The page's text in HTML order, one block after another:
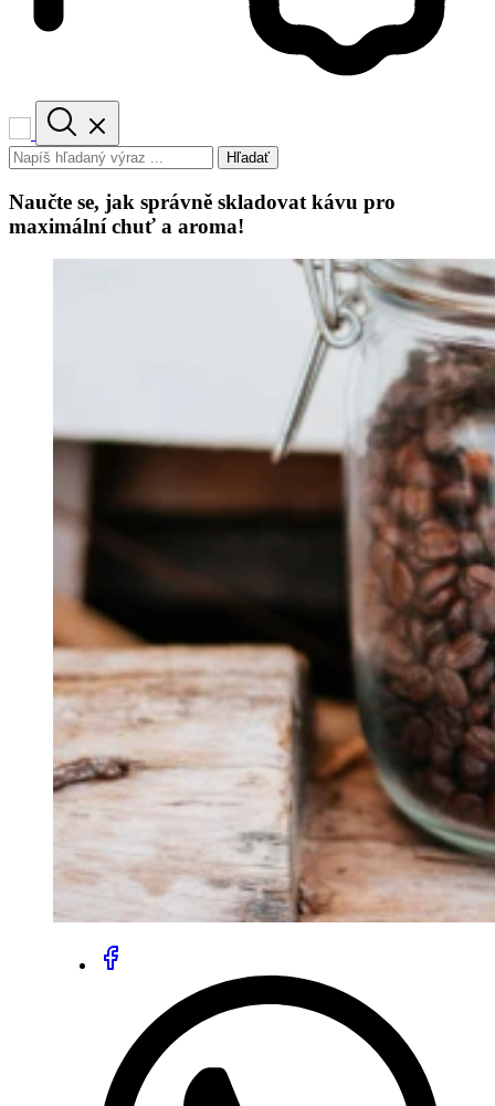
Hľadať
Naučte se, jak správně skladovat kávu pro
maximální chuť a aroma!